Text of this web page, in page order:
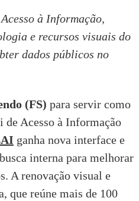
à Informação,
e recursos visuais do
dados públicos no
(FS) para servir como
de Acesso à Informação
ganha nova interface e
interna para melhorar
A renovação visual e
que reúne mais de 100